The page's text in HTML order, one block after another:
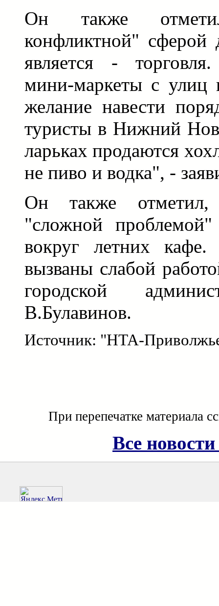
Он также
конфликтной" сферой
является -
мини-маркеты с улиц
желание навести
туристы в Нижний
ларьках продаются
не пиво и водка", -
Он также
"сложной проблемой"
вокруг летних
вызваны слабой
городской
В.Булавинов.
Источник: "НТА-
При перепечатке материала
Все